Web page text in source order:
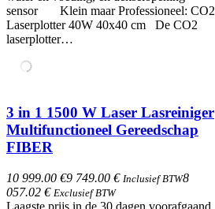
sensor Klein maar Professioneel: CO2
Laserplotter 40W 40x40 cm De CO2
laserplotter…
3 in 1 1500 W Laser Lasreiniger
Multifunctioneel Gereedschap
FIBER
10 999.00 €9 749.00 € Inclusief BTW8
057.02 € Exclusief BTW
Laagste prijs in de 30 dagen voorafgaand